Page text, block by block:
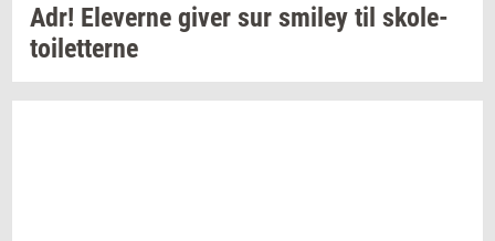
Adr! Ele­ver­ne giver sur smiley til sko­le­
toilet­ter­ne